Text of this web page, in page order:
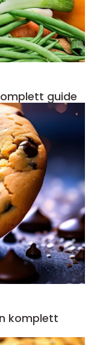
vaniljesaus en komplett guide
komplett